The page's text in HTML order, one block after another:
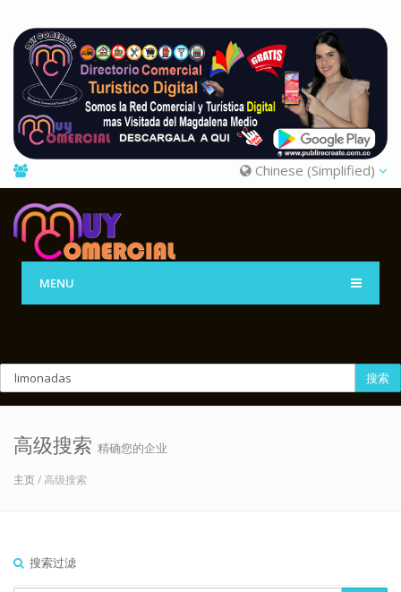
Chinese (Simplified)
MENU
搜索
高级搜索 精确您的企业
主页/ 高级搜索
搜索过滤